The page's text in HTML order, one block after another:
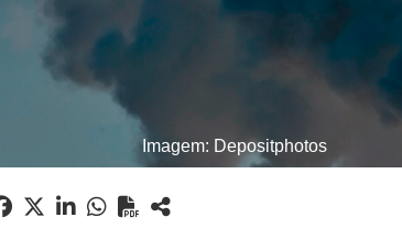
Imagem: Depositphotos